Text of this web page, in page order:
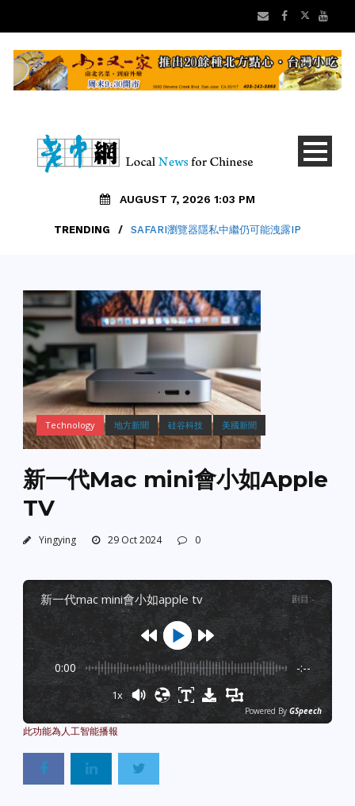
AUGUST 7, 2026 1:03 PM
TRENDING / SAFARI瀏覽器隱私中繼仍可能洩露IP
Technology 地方新聞 硅谷科技 美國新聞
新一代Mac mini會小如Apple
TV
Yingying 29 Oct 2024 0
新一代mac mini會小如apple tv 剧目 :-
0:00 -:--
1x
Powered By GSpeech